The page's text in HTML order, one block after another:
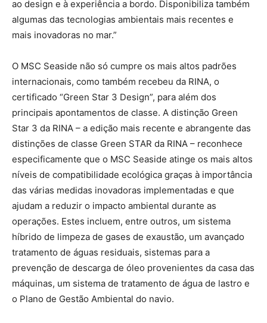
ao design e à experiência a bordo. Disponibiliza também
algumas das tecnologias ambientais mais recentes e
mais inovadoras no mar.”
O MSC Seaside não só cumpre os mais altos padrões
internacionais, como também recebeu da RINA, o
certificado “Green Star 3 Design”, para além dos
principais apontamentos de classe. A distinção Green
Star 3 da RINA – a edição mais recente e abrangente das
distinções de classe Green STAR da RINA – reconhece
especificamente que o MSC Seaside atinge os mais altos
níveis de compatibilidade ecológica graças à importância
das várias medidas inovadoras implementadas e que
ajudam a reduzir o impacto ambiental durante as
operações. Estes incluem, entre outros, um sistema
híbrido de limpeza de gases de exaustão, um avançado
tratamento de águas residuais, sistemas para a
prevenção de descarga de óleo provenientes da casa das
máquinas, um sistema de tratamento de água de lastro e
o Plano de Gestão Ambiental do navio.